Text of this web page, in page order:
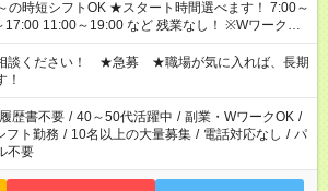
★スタート時間選べます！ 7:00～
11:00～19:00 など 残業なし！ ※Wワークの
仕事と合わせ週40時間超の就業はご案内できませ
づき、週20時間以上勤務は社会保険への加入対象
労働者派遣法（日雇い派遣の原則禁止）により、
間の就業はご案内が難しい場合があります
談ください！ ★急募 ★職場が気に入れば、長期
！
履歴書不要 / 40～50代活躍中 / 副業・WワークOK /
フト勤務 / 10名以上の大量募集 / 電話対応なし / パ
不要